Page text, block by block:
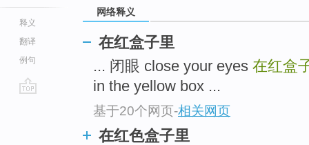
释义
翻译
例句
网络释义
在红盒子里
... 闭眼 close your eyes 在红盒
in the yellow box ...
基于20个网页-相关网页
在红色盒子里